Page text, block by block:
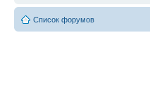
Список форумов